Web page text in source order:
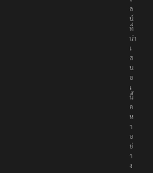
ล
น์
ที่
นำ
เ
ส
น
อ
เ
นื้
อ
ห
า
อ
ย่
า
ง